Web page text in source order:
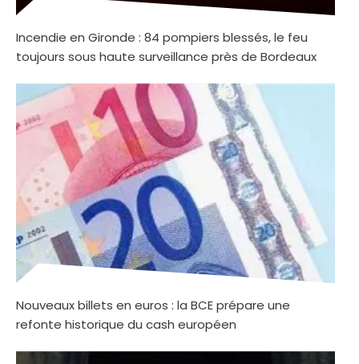
Incendie en Gironde : 84 pompiers blessés, le feu
toujours sous haute surveillance près de Bordeaux
Nouveaux billets en euros : la BCE prépare une
refonte historique du cash européen